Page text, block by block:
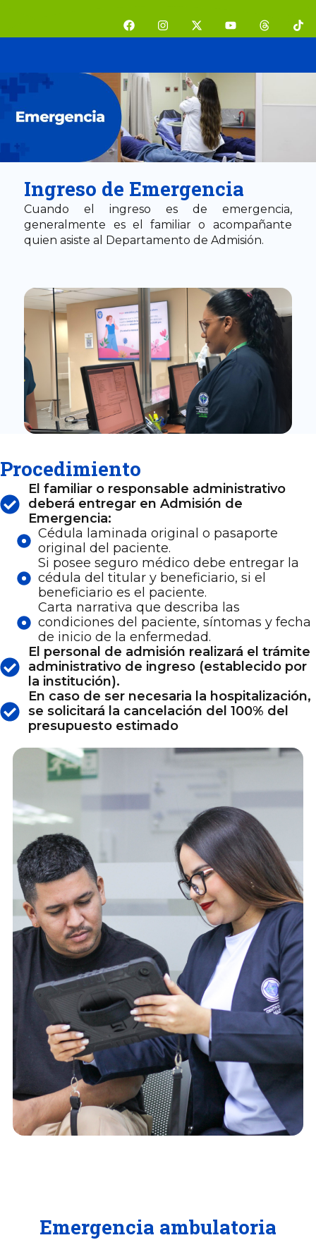
F
a
c
o
k
I
n
s
g
r
m
X
-
t
t
t
e
r
Y
o
u
b
T
h
r
d
T
i
k
k
Ingreso de Emergencia
Cuando el ingreso es de emergencia,
generalmente es el familiar o acompañante
quien asiste al Departamento de Admisión.
Procedimiento
El familiar o responsable administrativo
deberá entregar en Admisión de
Emergencia:
Cédula laminada original o pasaporte
original del paciente.
Si posee seguro médico debe entregar la
cédula del titular y beneficiario, si el
beneficiario es el paciente.
Carta narrativa que describa las
condiciones del paciente, síntomas y fecha
de inicio de la enfermedad.
El personal de admisión realizará el trámite
administrativo de ingreso (establecido por
la institución).
En caso de ser necesaria la hospitalización,
se solicitará la cancelación del 100% del
presupuesto estimado
Emergencia ambulatoria